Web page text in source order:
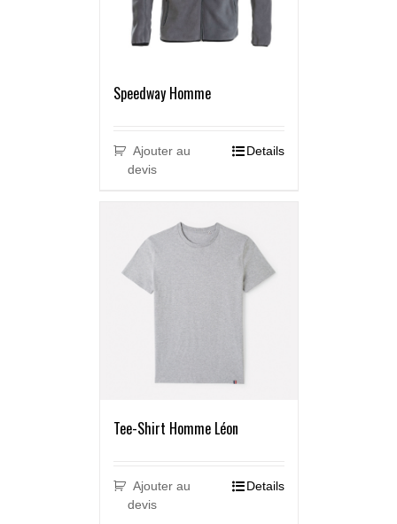
Speedway Homme
Ajouter au
devis
Details
Tee-Shirt Homme Léon
Ajouter au
devis
Details